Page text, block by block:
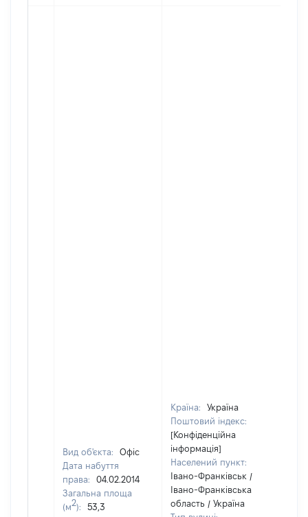
Вид об'єкта:
Офіс
Дата набуття
права:
04.02.2014
Загальна площа
(м2):
53,3
Країна:
Україна
Поштовий індекс:
[Конфіденційна
інформація]
Населений пункт:
Івано-Франківськ /
Івано-Франківська
область / Україна